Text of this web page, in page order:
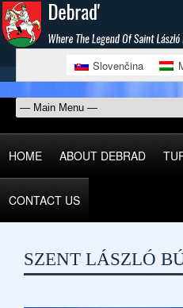
Slovenčina
HOME ABOUT DEBRAD
CONTACT US
SZENT LÁSZLÓ